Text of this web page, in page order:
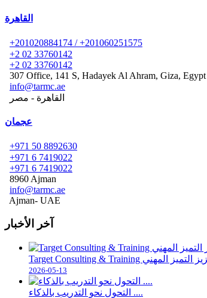
القاهرة
+201020884174 / +201060251575
+2 02 33760142
+2 02 33760142
307 Office, 141 S, Hadayek Al Ahram, Giza, Egypt
info@tarmc.ae
القاهرة - مصر
عجمان
+971 50 8892630
+971 6 7419022
+971 6 7419022
8960 Ajman
info@tarmc.ae
Ajman- UAE
آخر الأخبار
2026-05-13
التحول نحو التدريب بالذكاء ....